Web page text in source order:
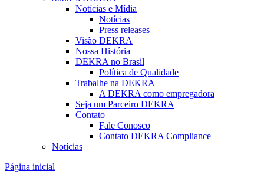
Notícias e Mídia
Notícias
Press releases
Visão DEKRA
Nossa História
DEKRA no Brasil
Política de Qualidade
Trabalhe na DEKRA
A DEKRA como empregadora
Seja um Parceiro DEKRA
Contato
Fale Conosco
Contato DEKRA Compliance
Notícias
Página inicial